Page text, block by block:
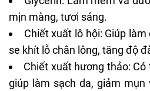
mịn màng, tươi sáng.
Chiết xuất lô hội: Giúp
se khít lỗ chân lông, tăng độ
Chiết xuất hương thảo:
giúp làm sạch da, giảm